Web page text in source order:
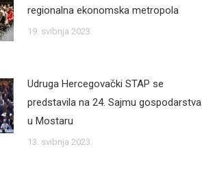
regionalna ekonomska metropola
19. svibnja 2023.
Udruga Hercegovački STAP se
predstavila na 24. Sajmu gospodarstva
u Mostaru
13. svibnja 2023.